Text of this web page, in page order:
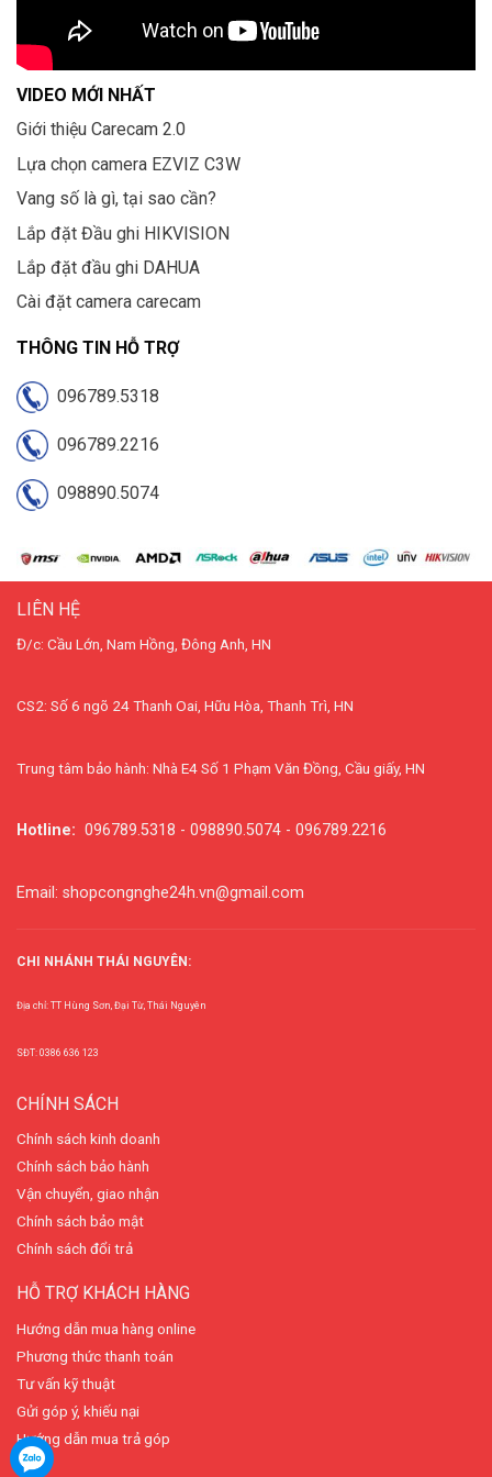
VIDEO MỚI NHẤT
Giới thiệu Carecam 2.0
Lựa chọn camera EZVIZ C3W
Vang số là gì, tại sao cần?
Lắp đặt Đầu ghi HIKVISION
Lắp đặt đầu ghi DAHUA
Cài đặt camera carecam
THÔNG TIN HỖ TRỢ
096789.5318
096789.2216
098890.5074
LIÊN HỆ
Đ/c: Cầu Lớn, Nam Hồng, Đông Anh, HN
CS2: Số 6 ngõ 24 Thanh Oai, Hữu Hòa, Thanh Trì, HN
Trung tâm bảo hành: Nhà E4 Số 1 Phạm Văn Đồng, Cầu giấy, HN
Hotline: 096789.5318 - 098890.5074 - 096789.2216
Email: shopcongnghe24h.vn@gmail.com
CHI NHÁNH THÁI NGUYÊN:
Địa chỉ: TT Hùng Sơn, Đại Từ, Thái Nguyên
SĐT: 0386 636 123
CHÍNH SÁCH
Chính sách kinh doanh
Chính sách bảo hành
Vận chuyển, giao nhận
Chính sách bảo mật
Chính sách đổi trả
HỖ TRỢ KHÁCH HÀNG
Hướng dẫn mua hàng online
Phương thức thanh toán
Tư vấn kỹ thuật
Gửi góp ý, khiếu nại
Hướng dẫn mua trả góp